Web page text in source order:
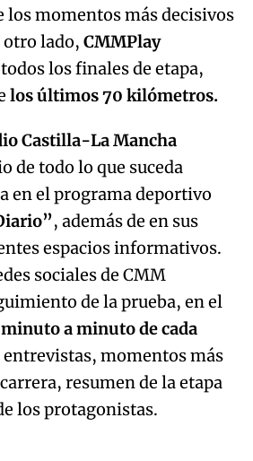
los momentos más decisivos
otro lado, CMMPlay
los finales de etapa,
los últimos 70 kilómetros.
Castilla-La Mancha
de todo lo que suceda
en el programa deportivo
, además de en sus
espacios informativos.
sociales de CMM
de la prueba, en el
minuto a minuto de cada
momentos más
resumen de la etapa
los protagonistas.